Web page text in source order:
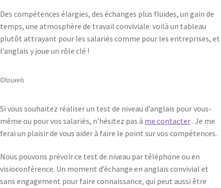
Des compétences élargies, des échanges plus fluides, un gain de
temps, une atmosphère de travail conviviale: voilà un tableau
plutôt attrayant pour les salariés comme pour les entreprises, et
l’anglais y joue un rôle clé !
©fauxels
Si vous souhaitez réaliser un test de niveau d’anglais pour vous-
même ou pour vos salariés, n’hésitez pas à me contacter . Je me
ferai un plaisir de vous aider à faire le point sur vos compétences.
Nous pouvons prévoir ce test de niveau par téléphone ou en
visioconférence. Un moment d’échange en anglais convivial et
sans engagement pour faire connaissance, qui peut aussi être